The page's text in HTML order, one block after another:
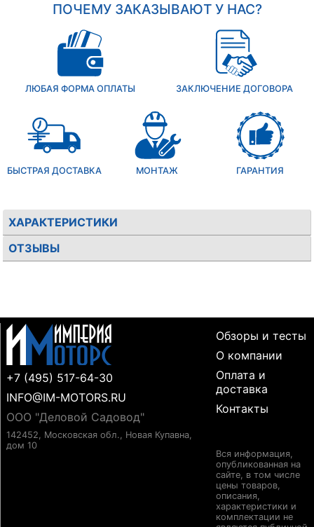
ПОЧЕМУ ЗАКАЗЫВАЮТ У НАС?
ЛЮБАЯ ФОРМА ОПЛАТЫ ЗАКЛЮЧЕНИЕ ДОГОВОРА
БЫСТРАЯ ДОСТАВКА МОНТАЖ ГАРАНТИЯ
ХАРАКТЕРИСТИКИ
ОТЗЫВЫ
+7 (495) 517-64-30
INFO@IM-MOTORS.RU
ООО "Деловой Садовод"
142452, Московская обл., Новая Купавна,
дом 10
Обзоры и тесты
О компании
Оплата и
доставка
Контакты
Вся информация,
опубликованная на
сайте, в том числе
цены товаров,
описания,
характеристики и
комплектации не